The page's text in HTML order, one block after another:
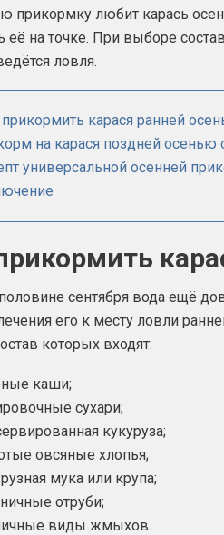
прикормку любит карась
её на точке. При выборе
ловля.
карася ранней
на карася поздней осенью
универсальной осенней
сентября вода ещё
его к месту ловли
которых входят:
каши;
сухари;
кукуруза;
овсяные хлопья;
мука или крупа;
отруби;
виды жмыхов.